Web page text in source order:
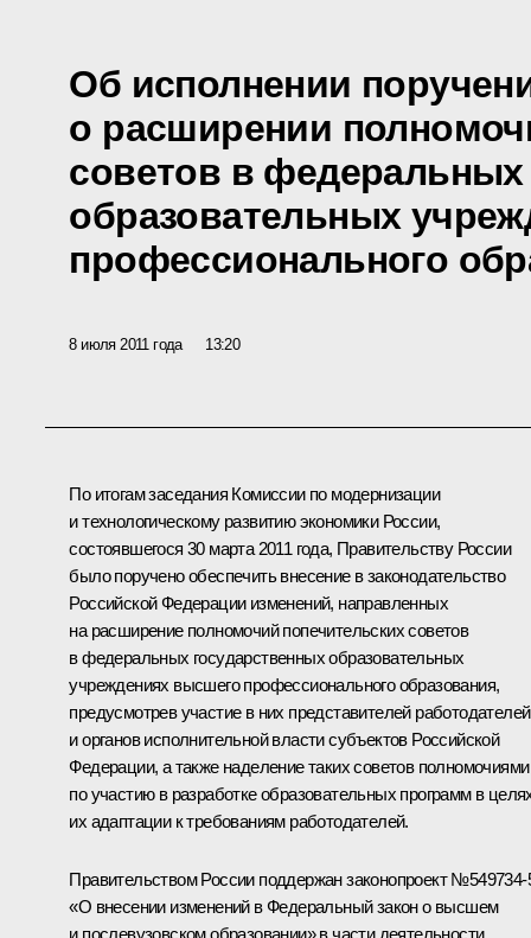
Об исполнении
о расширении
советов в федеральных
образовательных
профессионального
8 июля 2011 года 13:20
По итогамзаседания Комиссии по модернизации
и технологическому развитию экономики России,
состоявшегося 30 марта 2011 года, Правительству России
было поручено обеспечить внесение в законодательство
Российской Федерации изменений, направленных
на расширение полномочий попечительских советов
в федеральных государственных образовательных
учреждениях высшего профессионального образования,
предусмотрев участие в них представителей работодателей
и органов исполнительной власти субъектов Российской
Федерации, а также наделение таких советов полномочиями
по участию в разработке образовательных программ в
их адаптации к требованиям работодателей.
Правительством России поддержан законопроект №549734-
«О внесении изменений в Федеральный закон о высшем